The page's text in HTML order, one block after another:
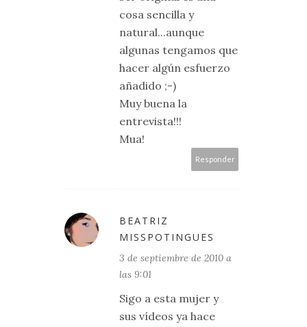
cosa sencilla y
natural...aunque
algunas tengamos que
hacer algún esfuerzo
añadido ;-)
Muy buena la
entrevista!!!
Mua!
Responder
BEATRIZ
MISSPOTINGUES
3 de septiembre de 2010 a
las 9:01
Sigo a esta mujer y
sus vídeos ya hace